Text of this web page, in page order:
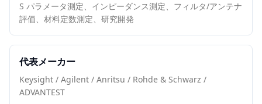
S パラメータ測定、インピーダンス測定、フィルタ/アンテナ
評価、材料定数測定、研究開発
代表メーカー
Keysight / Agilent / Anritsu / Rohde & Schwarz /
ADVANTEST